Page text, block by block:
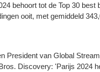
behoort tot de Top 30 best
ooit, met gemiddeld
President van Global
Discovery: 'Parijs 2024